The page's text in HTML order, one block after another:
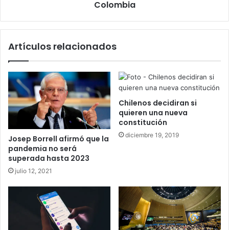
Colombia
Artículos relacionados
Josep Borrell afirmó que la
pandemia no será
superada hasta 2023
julio 12, 2021
Chilenos decidiran si
quieren una nueva
constitución
diciembre 19, 2019